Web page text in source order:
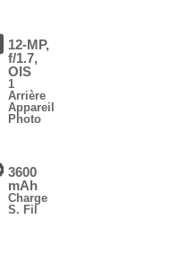
12-MP,
f/1.7,
OIS
1
Arrière
Appareil
Photo
3600
mAh
Charge
S. Fil